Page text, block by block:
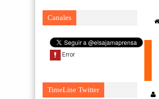
Canales
TimeLine Twitter